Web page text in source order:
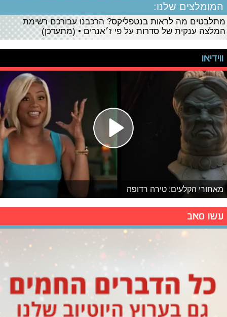
המומלצים שלנו:
מתלבטים מה לראות בנטפליקס? הרכבנו עבורכם רשימת
המלצה ענקית של סדרות על פי ז׳אנרים • (מתעדכן)
ווידיאו
מאחורי הקלעים: טירה רדופה
עשו סאב